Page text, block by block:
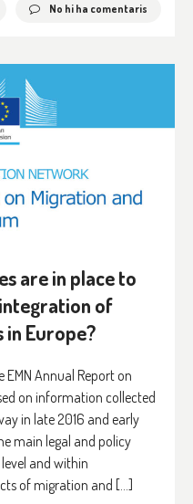
No hi ha comentaris
are in place to
of
in Europe?
Annual Report on
on information collected
in late 2016 and early
main legal and policy
and within
of migration and […]